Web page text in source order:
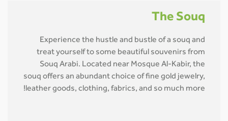
The Souq
Experience the hustle and bustle of a souq and
treat yourself to some beautiful souvenirs from
Souq Arabi. Located near Mosque Al-Kabir, the
souq offers an abundant choice of fine gold jewelry,
leather goods, clothing, fabrics, and so much more!